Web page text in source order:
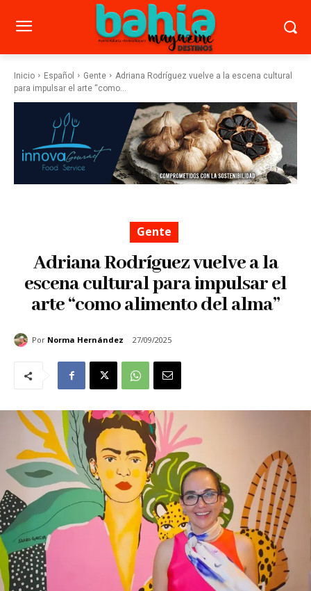
Inicio Español Gente
Adriana Rodríguez vuelve a la escena cultural
para impulsar el arte “como...
Gente
Adriana Rodríguez vuelve a la
escena cultural para impulsar el
arte “como alimento del alma”
Por Norma Hernández 27/09/2025